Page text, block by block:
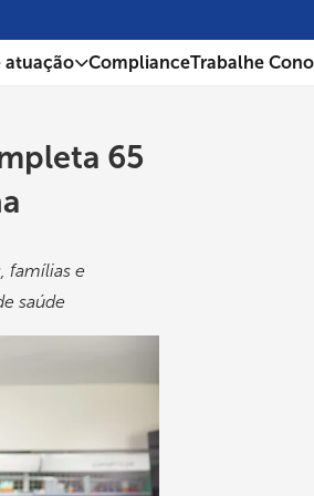
atuação ComplianceTrabalhe
65
famílias e
saúde